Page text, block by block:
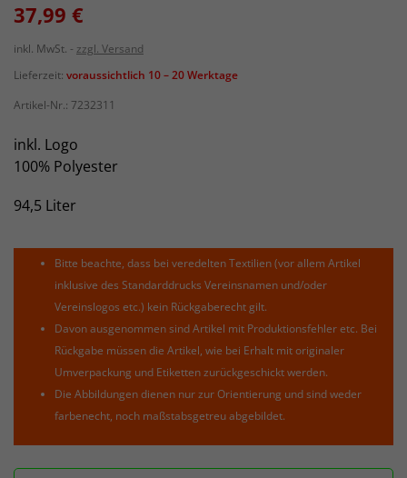
37,99 €
inkl. MwSt.
zzgl. Versand
Lieferzeit: voraussichtlich 10 – 20 Werktage
Artikel-Nr.: 7232311
inkl. Logo
100% Polyester
94,5 Liter
Bitte beachte, dass bei veredelten Textilien (vor allem Artikel
inklusive des Standarddrucks Vereinsnamen und/oder
Vereinslogos etc.) kein Rückgaberecht gilt.
Davon ausgenommen sind Artikel mit Produktionsfehler etc. Bei
Rückgabe müssen die Artikel, wie bei Erhalt mit originaler
Umverpackung und Etiketten zurückgeschickt werden.
Die Abbildungen dienen nur zur Orientierung und sind weder
farbenecht, noch maßstabsgetreu abgebildet.